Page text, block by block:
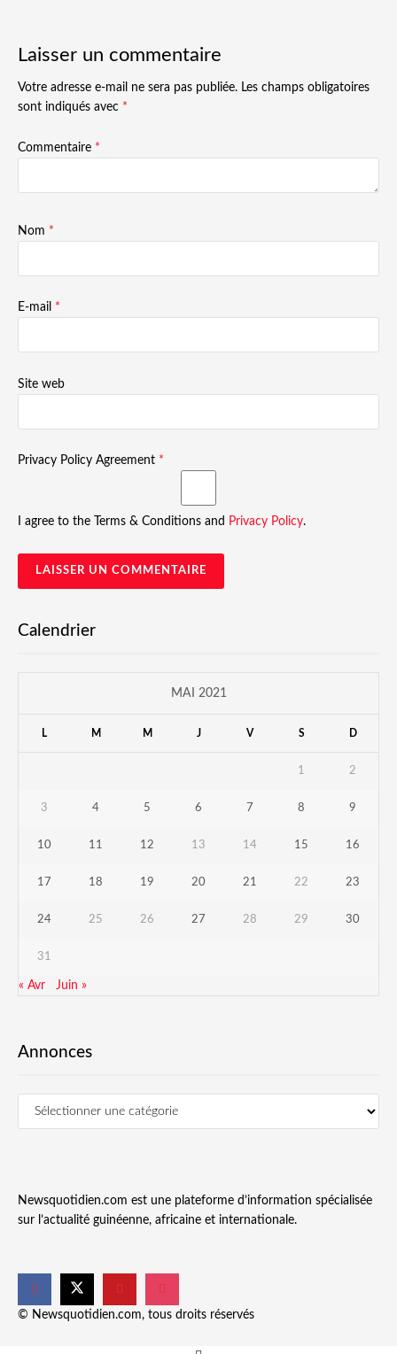
Laisser un commentaire
Votre adresse e-mail ne sera pas publiée. Les champs obligatoires
sont indiqués avec *
Commentaire *
Nom *
E-mail *
Site web
Privacy Policy Agreement *
I agree to the Terms & Conditions and Privacy Policy.
Calendrier
MAI 2021
L M M J V S D
1 2
3 4 5 6 7 8 9
10 11 12 13 14 15 16
17 18 19 20 21 22 23
24 25 26 27 28 29 30
31
« Avr Juin »
Annonces
Newsquotidien.com est une plateforme d’information spécialisée
sur l’actualité guinéenne, africaine et internationale.
© Newsquotidien.com, tous droits réservés